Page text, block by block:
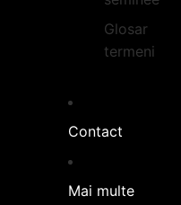
Glosar
termeni
Contact
Mai multe